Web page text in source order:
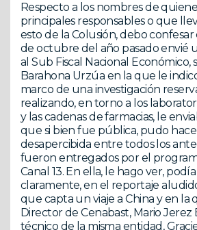
Respecto a los nombres de
principales responsables o que
esto de la Colusión, debo
de octubre del año pasado envié
al Sub Fiscal Nacional Económico,
Barahona Urzúa en la que le
marco de una investigación
realizando, en torno a los
y las cadenas de farmacias, le
que si bien fue pública, pudo
desapercibida entre todos los
fueron entregados por el
Canal 13. En ella, le hago ver,
claramente, en el reportaje
que capta un viaje a China y en la
Director de Cenabast, Mario Jerez
técnico de la misma entidad,